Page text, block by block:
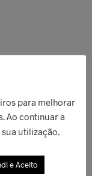
para melhorar
Ao continuar a
utilização.
e Aceito